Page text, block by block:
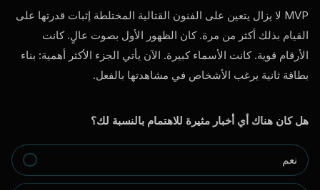
MVP لا يزال يتعين على الفنون القتالية المختلطة إثبات قدرتها على
القيام بذلك أكثر من مرة. كان الظهور الأول بصوت عالٍ. كانت
الأرقام قوية. كانت الأسماء كبيرة. الآن يأتي الجزء الأكثر أهمية: بناء
بطاقة ثانية يرغب الأشخاص في مشاهدتها بالفعل.
هل كان هناك أي أخبار مثيرة للاهتمام بالنسبة لك؟
نعم